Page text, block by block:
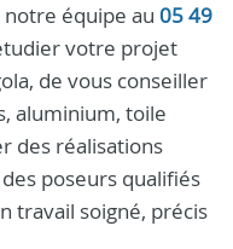
équipe au 05 49
votre projet
de vous conseiller
aluminium, toile
des réalisations
poseurs qualifiés
travail soigné, précis